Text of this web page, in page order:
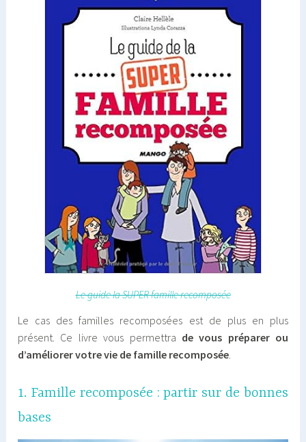
Le guide la SUPER famille recomposée
Le cas des familles recomposées est de plus en plus
présent. Ce livre vous permettra de vous préparer ou
d’améliorer votre vie de famille recomposée.
1. Famille recomposée : partir sur de bonnes
bases